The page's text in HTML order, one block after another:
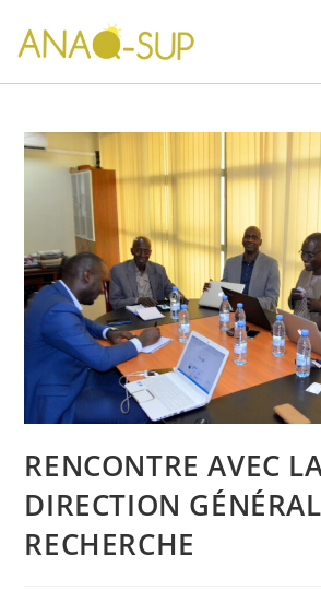
RENCONTRE AVEC
DIRECTION
RECHERCHE